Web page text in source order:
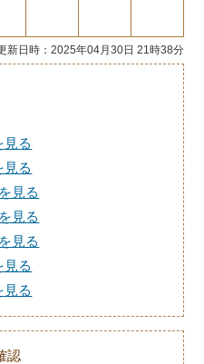
新日時：2025年04月30日 21時38分
見る
見る
見る
見る
見る
見る
見る
認